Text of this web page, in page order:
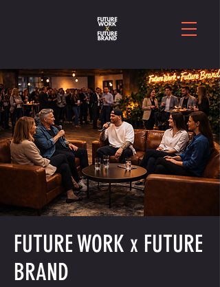
FUTURE WORK x FUTURE
BRAND